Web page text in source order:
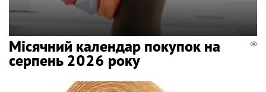
Місячний календар покупок на
серпень 2026 року